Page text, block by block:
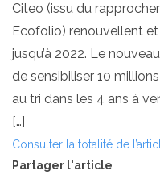
Citeo (issu du
Ecofolio) renouvellent
jusqu’à 2022. Le
de sensibiliser 10
au tri dans les 4 ans à
[…]
Consulter la totalité de
Partager l'article